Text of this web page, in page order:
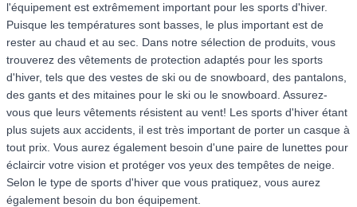
l'équipement est extrêmement important pour les sports d'hiver.
Puisque les températures sont basses, le plus important est de
rester au chaud et au sec. Dans notre sélection de produits, vous
trouverez des vêtements de protection adaptés pour les sports
d'hiver, tels que des vestes de ski ou de snowboard, des pantalons,
des gants et des mitaines pour le ski ou le snowboard. Assurez-
vous que leurs vêtements résistent au vent! Les sports d'hiver étant
plus sujets aux accidents, il est très important de porter un casque à
tout prix. Vous aurez également besoin d'une paire de lunettes pour
éclaircir votre vision et protéger vos yeux des tempêtes de neige.
Selon le type de sports d'hiver que vous pratiquez, vous aurez
également besoin du bon équipement.